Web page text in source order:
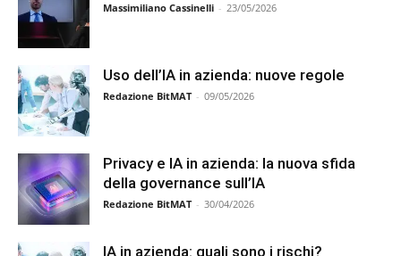
Massimiliano Cassinelli - 23/05/2026
Uso dell’IA in azienda: nuove regole
Redazione BitMAT - 09/05/2026
Privacy e IA in azienda: la nuova sfida
della governance sull’IA
Redazione BitMAT - 30/04/2026
IA in azienda: quali sono i rischi?